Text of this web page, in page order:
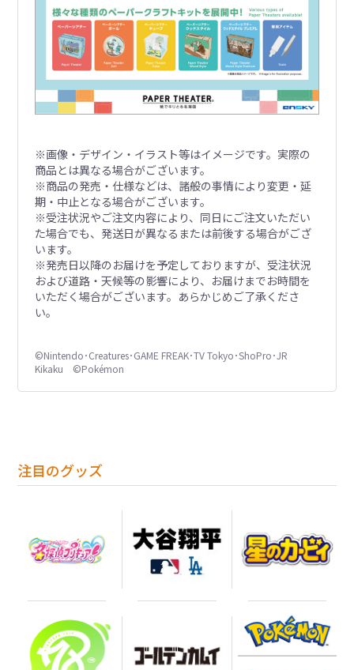
※画像・デザイン・イラスト等はイメージです。実際の
商品とは異なる場合がございます。
※商品の発売・仕様などは、諸般の事情により変更・延
期・中止となる場合がございます。
※受注状況やご注文内容により、同日にご注文いただい
た場合でも、発送日が異なるまたは前後する場合がござ
います。
※発売日以降のお届けを予定しておりますが、受注状況
および道路・天候等の影響により、お届けまでお時間を
いただく場合がございます。あらかじめご了承くださ
い。
©Nintendo･Creatures･GAME FREAK･TV Tokyo･ShoPro･JR
Kikaku ©Pokémon
注目のグッズ